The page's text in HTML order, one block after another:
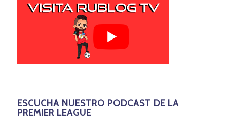
ESCUCHA NUESTRO PODCAST DE LA
PREMIER LEAGUE